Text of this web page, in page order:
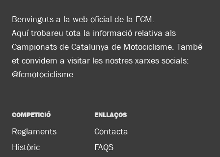
Benvinguts a la web oficial de la FCM.
Aquí trobareu tota la informació relativa als
Campionats de Catalunya de Motociclisme. També
et convidem a visitar les nostres xarxes socials:
@fcmotociclisme.
COMPETICIÓ
Reglaments
Històric
ENLLAÇOS
Contacta
FAQS